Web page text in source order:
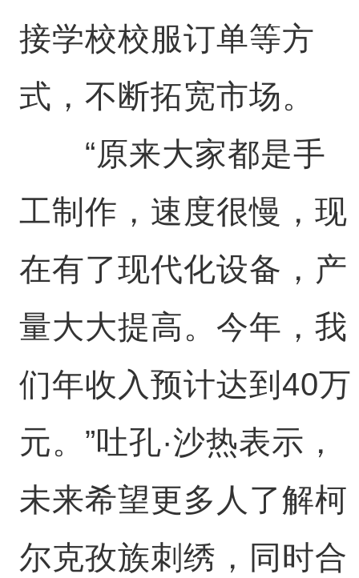
接学校校服订单等方
式，不断拓宽市场。
“原来大家都是手
工制作，速度很慢，现
在有了现代化设备，产
量大大提高。今年，我
们年收入预计达到40万
元。”吐孔·沙热表示，
未来希望更多人了解柯
尔克孜族刺绣，同时合